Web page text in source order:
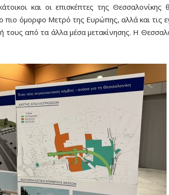
και οι επισκέπτες της Θεσσαλονίκης
πιο όμορφο Μετρό της Ευρώπης, αλλά και τις
τους από τα άλλα μέσα μετακίνησης. Η